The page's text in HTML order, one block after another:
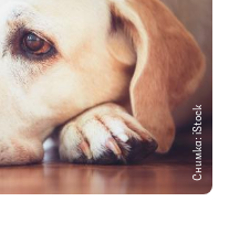
Снимка: iStock